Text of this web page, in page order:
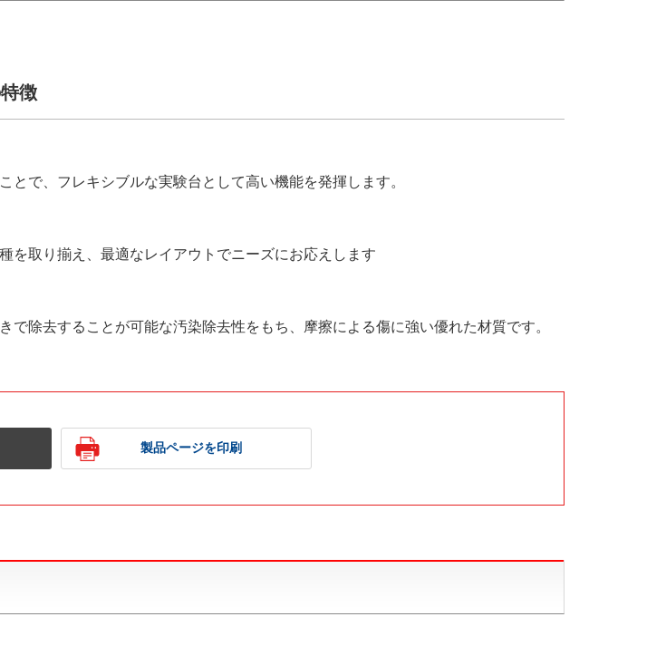
徴
で、フレキシブルな実験台として高い機能を発揮します。
を取り揃え、最適なレイアウトでニーズにお応えします
除去することが可能な汚染除去性をもち、摩擦による傷に強い優れた材質です。
製品ページを印刷